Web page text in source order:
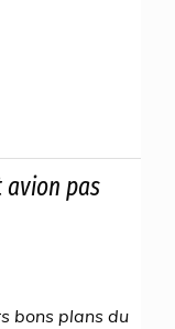
avion pas
bons plans du